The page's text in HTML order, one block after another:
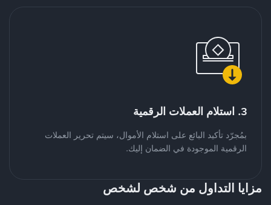
3. استلام العملات الرقمية
بمُجرّد تأكيد البائع على استلام الأموال، سيتم تحرير العملات
الرقمية الموجودة في الضمان إليك.
مزايا التداول من شخص لشخص